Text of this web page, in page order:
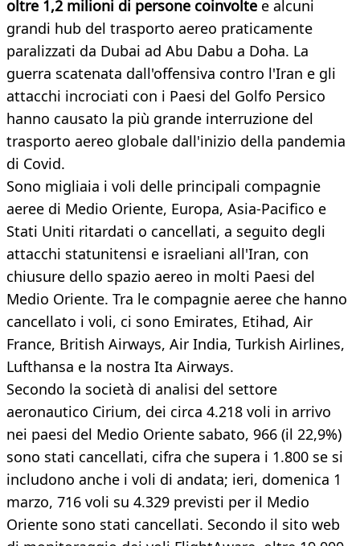
oltre 1,2 milioni di persone coinvolte e alcuni
grandi hub del trasporto aereo praticamente
paralizzati da Dubai ad Abu Dabu a Doha. La
guerra scatenata dall'offensiva contro l'Iran e gli
attacchi incrociati con i Paesi del Golfo Persico
hanno causato la più grande interruzione del
trasporto aereo globale dall'inizio della pandemia
di Covid.
Sono migliaia i voli delle principali compagnie
aeree di Medio Oriente, Europa, Asia-Pacifico e
Stati Uniti ritardati o cancellati, a seguito degli
attacchi statunitensi e israeliani all'Iran, con
chiusure dello spazio aereo in molti Paesi del
Medio Oriente. Tra le compagnie aeree che hanno
cancellato i voli, ci sono Emirates, Etihad, Air
France, British Airways, Air India, Turkish Airlines,
Lufthansa e la nostra Ita Airways.
Secondo la società di analisi del settore
aeronautico Cirium, dei circa 4.218 voli in arrivo
nei paesi del Medio Oriente sabato, 966 (il 22,9%)
sono stati cancellati, cifra che supera i 1.800 se si
includono anche i voli di andata; ieri, domenica 1
marzo, 716 voli su 4.329 previsti per il Medio
Oriente sono stati cancellati. Secondo il sito web